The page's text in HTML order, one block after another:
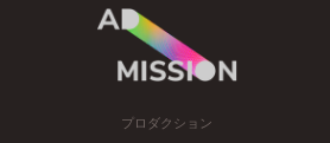
プロダクション